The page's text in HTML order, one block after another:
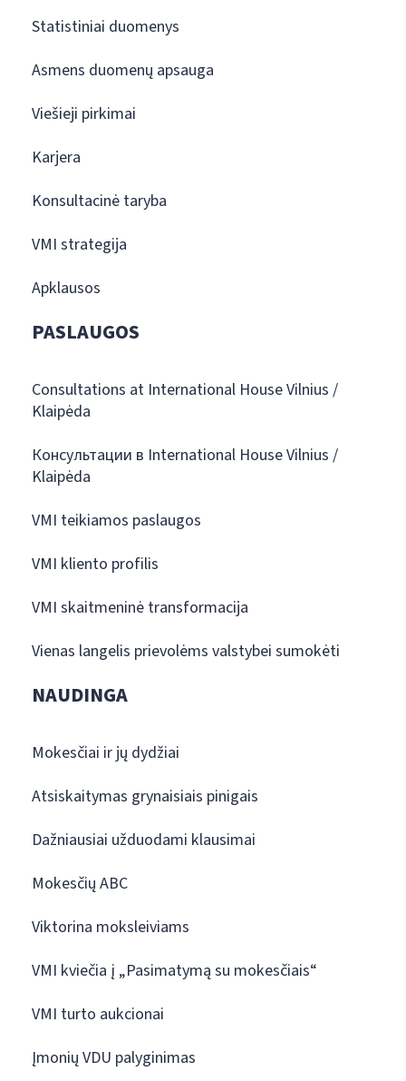
Statistiniai duomenys
Asmens duomenų apsauga
Viešieji pirkimai
Karjera
Konsultacinė taryba
VMI strategija
Apklausos
PASLAUGOS
Consultations at International House Vilnius /
Klaipėda
Консультации в International House Vilnius /
Klaipėda
VMI teikiamos paslaugos
VMI kliento profilis
VMI skaitmeninė transformacija
Vienas langelis prievolėms valstybei sumokėti
NAUDINGA
Mokesčiai ir jų dydžiai
Atsiskaitymas grynaisiais pinigais
Dažniausiai užduodami klausimai
Mokesčių ABC
Viktorina moksleiviams
VMI kviečia į „Pasimatymą su mokesčiais“
VMI turto aukcionai
Įmonių VDU palyginimas